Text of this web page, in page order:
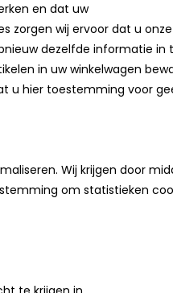
en dat uw
zorgen wij ervoor dat u
dezelfde informatie in
in uw winkelwagen
u hier toestemming voor
Wij krijgen door
om statistieken